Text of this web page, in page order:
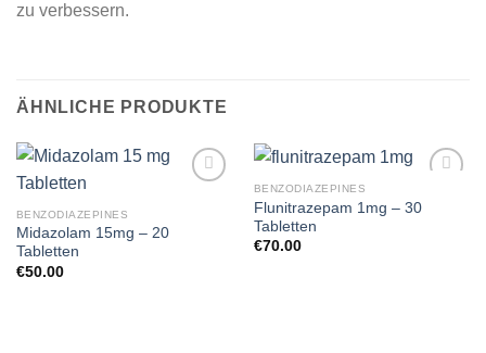
zu verbessern.
ÄHNLICHE PRODUKTE
BENZODIAZEPINES
Midazolam 15mg – 20
Tabletten
€50.00
BENZODIAZEPINES
Flunitrazepam 1mg – 30
Tabletten
€70.00